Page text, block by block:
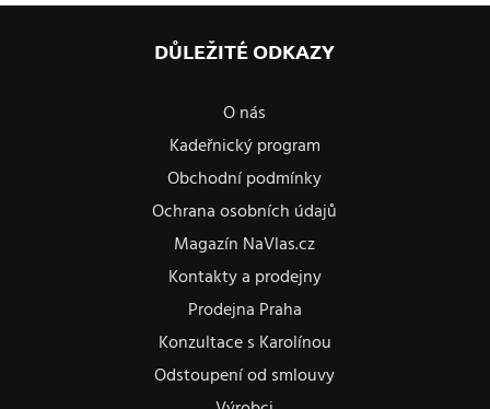
DŮLEŽITÉ ODKAZY
O nás
Kadeřnický program
Obchodní podmínky
Ochrana osobních údajů
Magazín NaVlas.cz
Kontakty a prodejny
Prodejna Praha
Konzultace s Karolínou
Odstoupení od smlouvy